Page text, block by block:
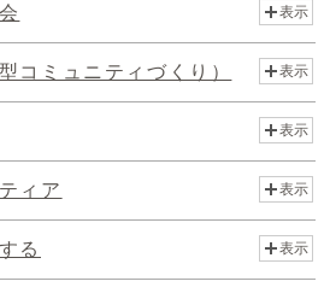
表示
コミュニティづくり） 表示
表示
ィア 表示
る 表示